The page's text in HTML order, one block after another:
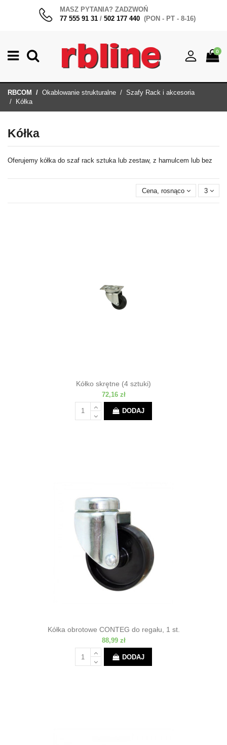
MASZ PYTANIA? ZADZWOŃ
77 555 91 31 / 502 177 440 (PON - PT - 8-16)
0
RBCOM Okablowanie strukturalne
Szafy Rack i akcesoria
Kółka
Kółka
Oferujemy kółka do szaf rack sztuka lub zestaw, z hamulcem lub bez
Cena, rosnąco 3
Kółko skrętne (4 sztuki)
72,16 zł
DODAJ
Kółka obrotowe CONTEG do regału, 1 st.
88,99 zł
DODAJ